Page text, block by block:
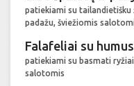
patiekiami su tailandietišku
padažu, šviežiomis
Falafeliai su
patiekiami su basmati
salotomis